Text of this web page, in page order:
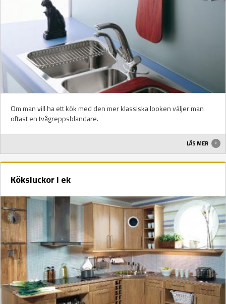
Om man vill ha ett kök med den mer klassiska looken väljer man
oftast en tvågreppsblandare.
LÄS MER
Köksluckor i ek